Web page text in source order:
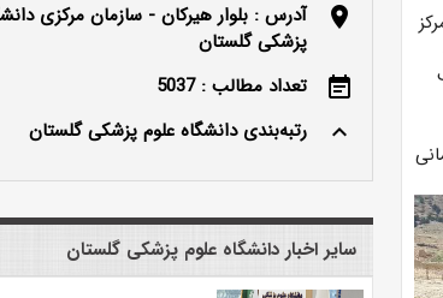
location_on
آدرس : بلوار هیرکان - سازمان مرکزی
پزشکی گلستان
event_note
تعداد مطالب : 5037
keyboard_arrow_up
رتبه‌بندی دانشگاه علوم پزشکی گلستان
سایر اخبار دانشگاه علوم پزشکی گلستان